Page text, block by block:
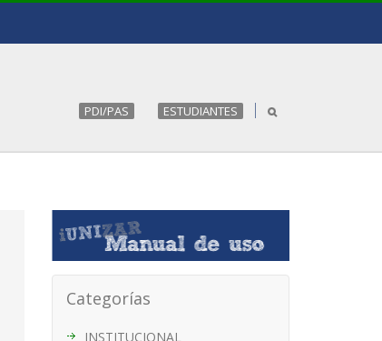
PDI/PAS ESTUDIANTES
Categorías
INSTITUCIONAL